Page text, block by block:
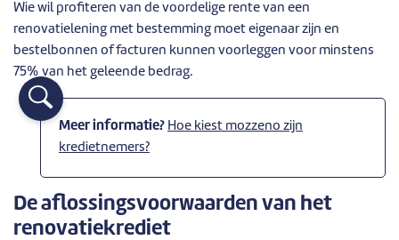
Wie wil profiteren van de voordelige rente van een
renovatielening met bestemming moet eigenaar zijn en
bestelbonnen of facturen kunnen voorleggen voor minstens
75% van het geleende bedrag.
Meer informatie? Hoe kiest mozzeno zijn
kredietnemers?
De aflossingsvoorwaarden van het
renovatiekrediet